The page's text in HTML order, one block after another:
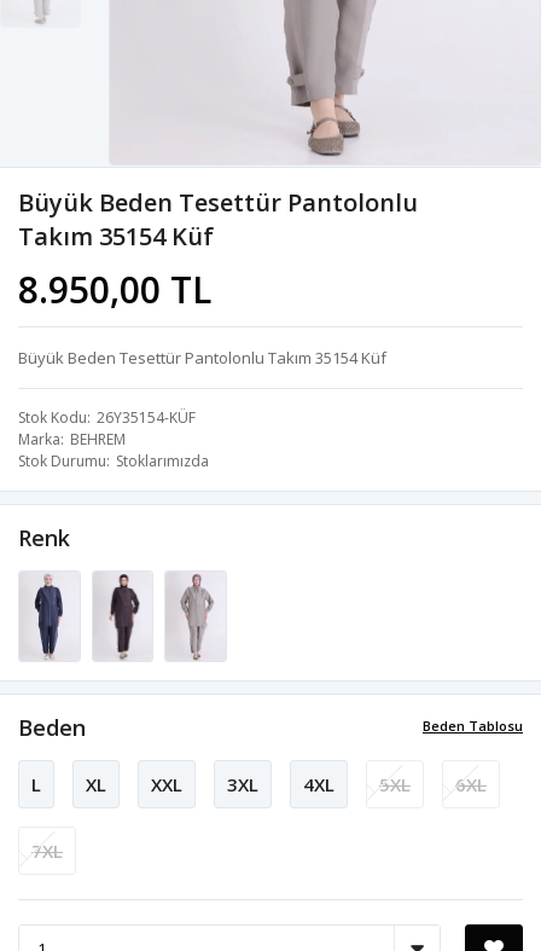
Büyük Beden Tesettür Pantolonlu
Takım 35154 Küf
8.950,00 TL
Büyük Beden Tesettür Pantolonlu Takım 35154 Küf
Stok Kodu 26Y35154-KÜF
Marka BEHREM
Stok Durumu Stoklarımızda
Renk
Beden Tablosu
Beden
L XL XXL 3XL 4XL 5XL 6XL
7XL